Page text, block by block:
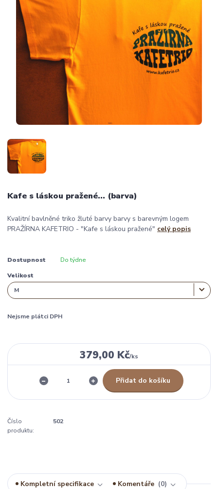
Kafe s láskou pražené... (barva)
Kvalitní bavlněné triko žluté barvy barvy s barevným logem
PRAŽÍRNA KAFETRIO - "Kafe s láskou pražené" celý popis
Dostupnost Do týdne
Velikost
Nejsme plátci DPH
379,00 Kč/ks
Přidat do košíku
Číslo
produktu:
502
Kompletní specifikace Komentáře 0